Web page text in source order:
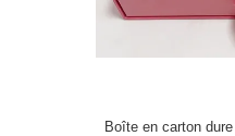
Boîte en carton